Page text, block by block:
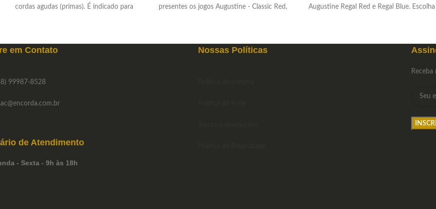
cordas agudas (primas). É indicado para
presentes os jogos Augustine - Classic Red,
Augustine Regal Red e Regal Blue. Escolha
em Contato
99987-8528
@encorda.com.br
de Atendimento
- Sexta - 9h às 18h
Nossas Políticas